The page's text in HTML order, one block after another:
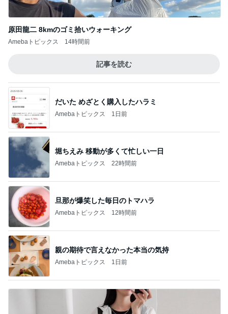
原田龍二 8kmのゴミ拾いウォーキング
Amebaトピックス 14時間前
記事を読む
だいた めざとく購入したハラミ
Amebaトピックス 1日前
堀ちえみ 移動が多くて忙しい一日
Amebaトピックス 22時間前
旦那が爆笑した毎日のトマハラ
Amebaトピックス 12時間前
親の期待で言えなかった本当の気持
Amebaトピックス 1日前